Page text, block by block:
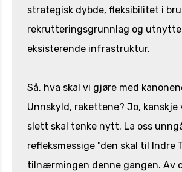
strategisk dybde, fleksibilitet i
rekrutteringsgrunnlag og
eksisterende infrastruktur.
Så, hva skal vi gjøre med
Unnskyld, rakettene? Jo, kanskje
slett skal tenke nytt. La oss
refleksmessige "den skal til Indre
tilnærmingen denne gangen. Av